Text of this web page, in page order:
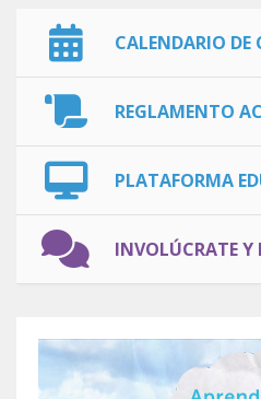
CALENDARIO DE
REGLAMENTO
PLATAFORMA
INVOLÚCRATE Y